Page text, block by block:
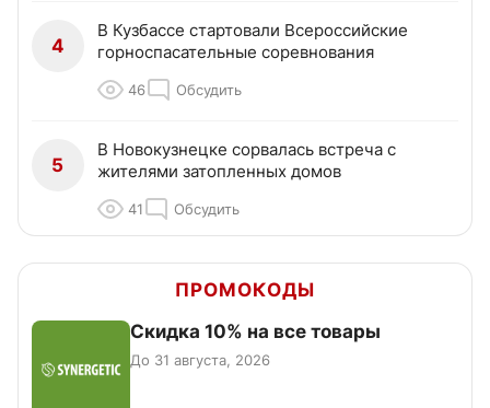
4
В Кузбассе стартовали Всероссийские
горноспасательные соревнования
46 Обсудить
5
В Новокузнецке сорвалась встреча с
жителями затопленных домов
41 Обсудить
ПРОМОКОДЫ
Скидка 10% на все товары
До 31 августа, 2026